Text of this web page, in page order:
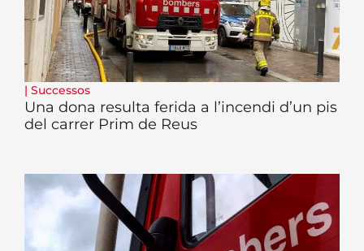
| Successos
Una dona resulta ferida a l’incendi d’un pis
del carrer Prim de Reus